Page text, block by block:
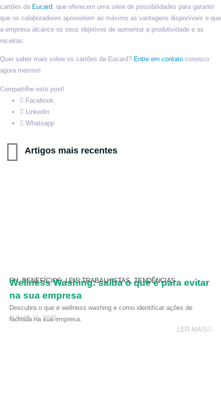
cartões da Eucard , que oferecem uma série de possibilidades para garantir
que os colaboradores aproveitem ao máximo as vantagens disponíveis e que
a empresa alcance os seus objetivos de aumentar a produtividade e as
receitas.
Quer saber mais sobre os cartões da Eucard? Entre em contato conosco
agora mesmo!
Compartilhe este post!
Facebook
Linkedin
Whatsapp
Artigos mais recentes
RH,BENEFÍCIOS,LEIS TRABALHISTAS, TENDÊNCIAS
Wellness Washing: saiba o que é para evitar
na sua empresa
Descubra o que é wellness washing e como identificar ações de
fachada na sua empresa.
JULHO 16, 2026
LER MAIS